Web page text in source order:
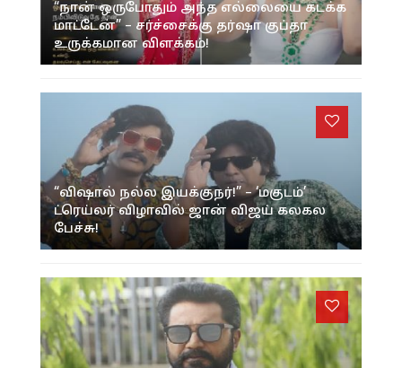
“நான் ஒருபோதும் அந்த எல்லையை கடக்க
மாட்டேன்” – சர்ச்சைக்கு தர்ஷா குப்தா
உருக்கமான விளக்கம்!
“விஷால் நல்ல இயக்குநர்!” – ‘மகுடம்’
ட்ரெய்லர் விழாவில் ஜான் விஜய் கலகல
பேச்சு!